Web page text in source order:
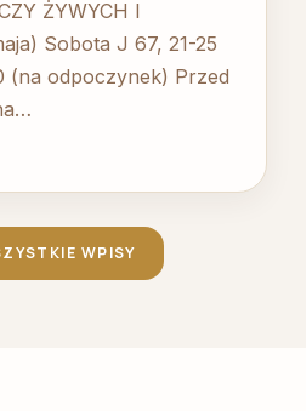
ŻYWYCH I
Sobota J 67, 21-25
(na odpoczynek) Przed
WPISY